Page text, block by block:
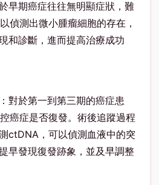
早期癌症往往無明顯症狀，難
偵測出微小腫瘤細胞的存在，
和診斷，進而提高治療成功
對於第一到第三期的癌症患
癌症是否復發。術後追蹤過程
ctDNA，可以偵測血液中的突
早發現復發跡象，並及早調整